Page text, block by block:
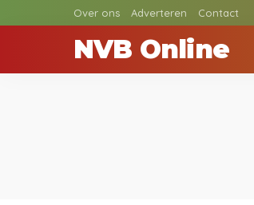
Over ons Adverteren Contact
NVB Online